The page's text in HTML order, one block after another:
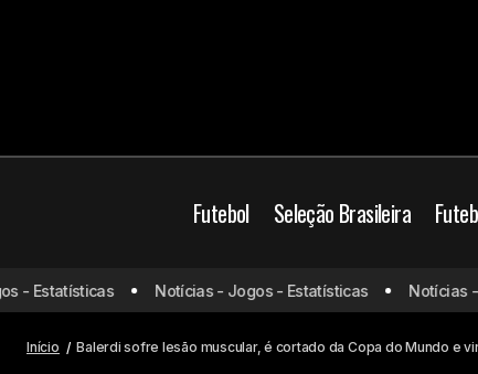
Futebol Seleção Brasileira
Brasil x Egito: Odds, onde assistir,
horário e escalações – 06/06
Copa do Mundo
Mundo
Estatísticas Notícias - Jogos - Estatísticas Notícias -
Início Balerdi sofre lesão muscular, é cortado da Copa do Mundo e